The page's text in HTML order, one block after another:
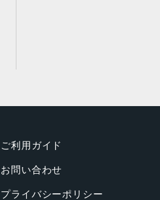
ご利用ガイド
お問い合わせ
プライバシーポリシー